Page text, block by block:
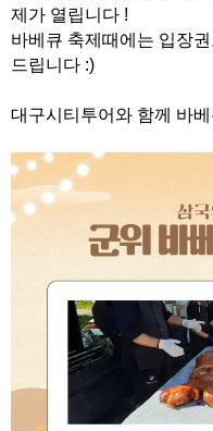
제가 열립니다 !
바베큐 축제때에는 입장
드립니다 :)
대구시티투어와 함께 바